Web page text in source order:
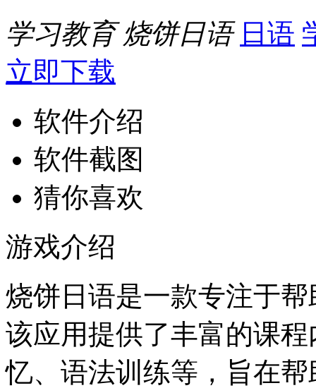
学习教育 烧饼日语 日语
立即下载
软件介绍
软件截图
猜你喜欢
游戏介绍
烧饼日语是一款专注于
该应用提供了丰富的课
忆、语法训练等，旨在